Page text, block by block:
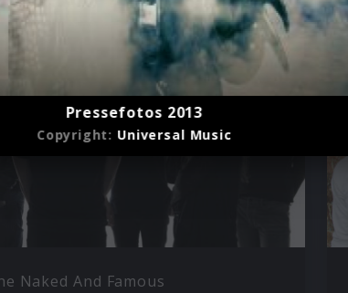
Naked And Famous
Pressefotos 2013
Copyright: Universal Music